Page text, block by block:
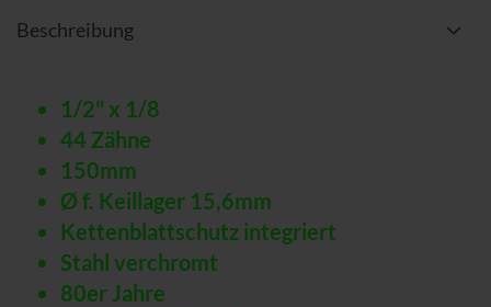
Beschreibung
1/2" x 1/8
44 Zähne
150mm
Ø f. Keillager 15,6mm
Kettenblattschutz integriert
Stahl verchromt
80er Jahre